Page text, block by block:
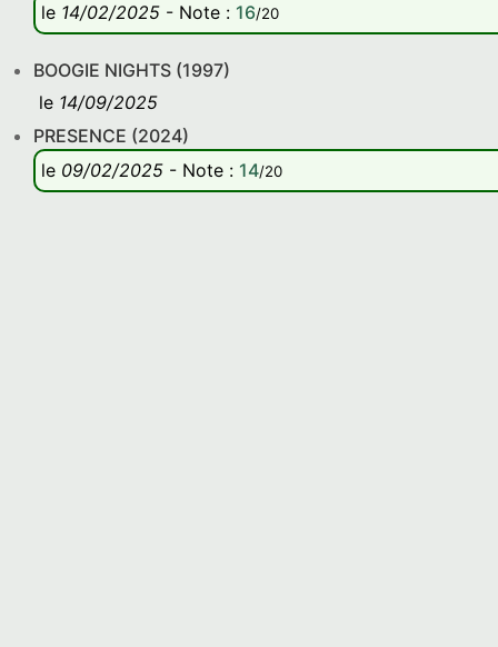
le 14/02/2025 - Note : 16/20
BOOGIE NIGHTS (1997)
le 14/09/2025
PRESENCE (2024)
le 09/02/2025 - Note : 14/20